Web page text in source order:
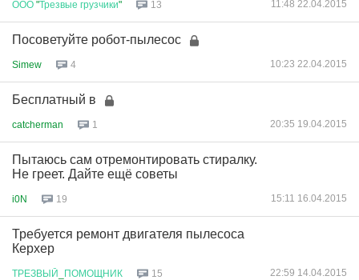
ООО "Трезвые грузчики" 13 11:48 22.04.2015
Посоветуйте робот-пылесос
Simew 4 10:23 22.04.2015
Бесплатный в
catcherman 1 20:35 19.04.2015
Пытаюсь сам отремонтировать стиралку.
Не греет. Дайте ещё советы
i0N 19 15:11 16.04.2015
Требуется ремонт двигателя пылесоса
Керхер
ТРЕЗВЫЙ ПОМОЩНИК 15 22:59 14.04.2015